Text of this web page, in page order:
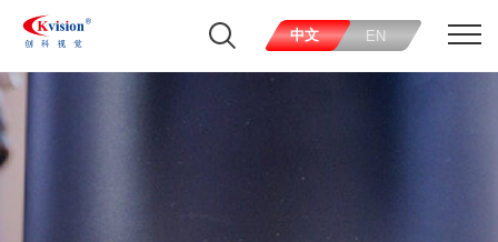
中文 EN